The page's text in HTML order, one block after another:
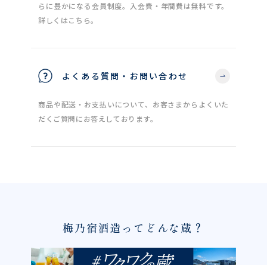
らに豊かになる会員制度。入会費・年間費は無料です。
詳しくはこちら。
よくある質問・お問い合わせ
商品や配送・お支払いについて、お客さまからよくいた
だくご質問にお答えしております。
梅乃宿酒造ってどんな蔵？